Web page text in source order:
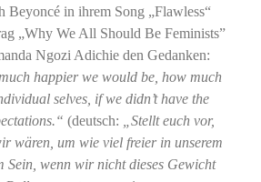
Beyoncé in ihrem Song „Flawless“
„Why We All Should Be Feminists”
Ngozi Adichie den Gedanken:
happier we would be, how much
selves, if we didn’t have the
(deutsch:
„Stellt euch vor,
wären, um wie viel freier in unserem
Sein, wenn wir nicht dieses Gewicht